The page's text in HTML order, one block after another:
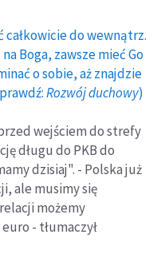
całkowicie do wewnątrz.
Boga, zawsze mieć Go
o sobie, aż znajdzie
Rozwój duchowy)
wejściem do strefy
długu do PKB do
dzisiaj". - Polska już
ale musimy się
możemy
- tłumaczył